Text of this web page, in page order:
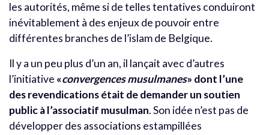
les autorités, même si de telles tentatives conduiront
inévitablement à des enjeux de pouvoir entre
différentes branches de l’islam de Belgique.
Il y a un peu plus d’un an, il lançait avec d’autres
l’initiative «convergences musulmanes» dont l’une
des revendications était de demander un soutien
public à l’associatif musulman. Son idée n’est pas de
développer des associations estampillées